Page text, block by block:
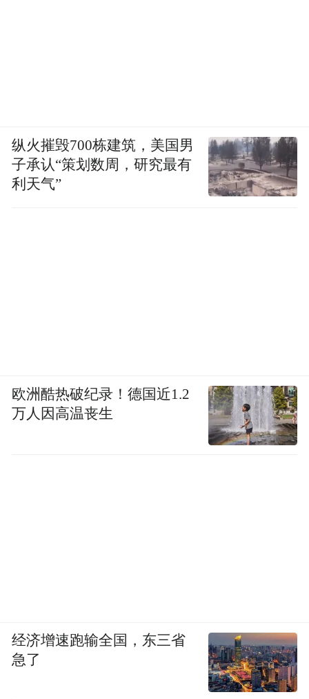
纵火摧毁700栋建筑，美国男
子承认“策划数周，研究最有
利天气”
欧洲酷热破纪录！德国近1.2
万人因高温丧生
经济增速跑输全国，东三省
急了